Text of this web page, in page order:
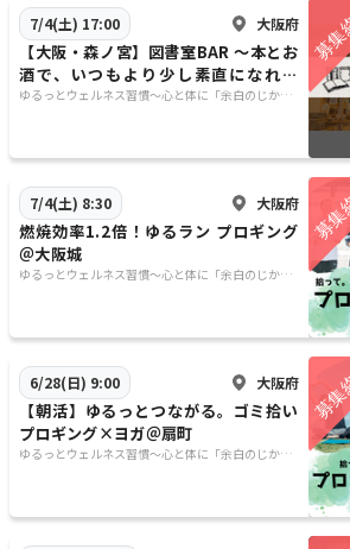
7/4(土) 17:00 大阪府
【大阪・森ノ宮】図書室BAR 〜本とお
酒で、いつもより少し素直になれる
夜〜
ゆるっとウェルネス習慣〜心と体に「余白のじか
7/4(土) 8:30 大阪府
燃焼効率1.2倍！ゆるラン プロギング
＠大阪城
ゆるっとウェルネス習慣〜心と体に「余白のじか
6/28(日) 9:00 大阪府
【朝活】ゆるっとつながる。ゴミ拾い
プロギング×ヨガ＠扇町
ゆるっとウェルネス習慣〜心と体に「余白のじか